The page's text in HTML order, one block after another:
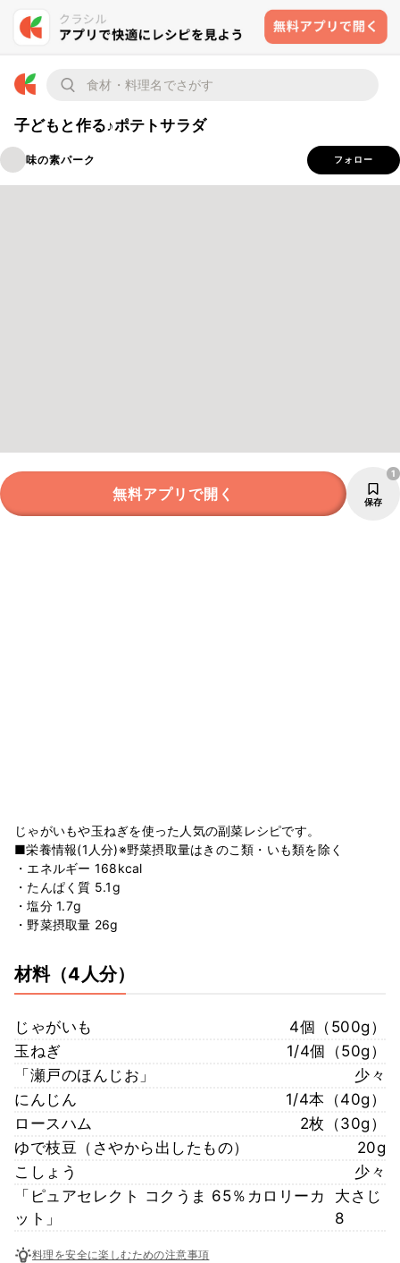
子どもと作る♪ポテトサラダ
味の素パーク フォロー
無料アプリで開く 保存
1
じゃがいもや玉ねぎを使った人気の副菜レシピです。
■栄養情報(1人分)※野菜摂取量はきのこ類・いも類を除く
・エネルギー 168kcal
・たんぱく質 5.1g
・塩分 1.7g
・野菜摂取量 26g
材料（4人分）
じゃがいも
4個（500g）
玉ねぎ
1/4個（50g）
「瀬戸のほんじお」
少々
にんじん
1/4本（40g）
ロースハム
2枚（30g）
ゆで枝豆（さやから出したもの）
20g
こしょう
少々
「ピュアセレクト コクうま 65％カロリーカ
ット」
大さじ
8
料理を安全に楽しむための注意事項